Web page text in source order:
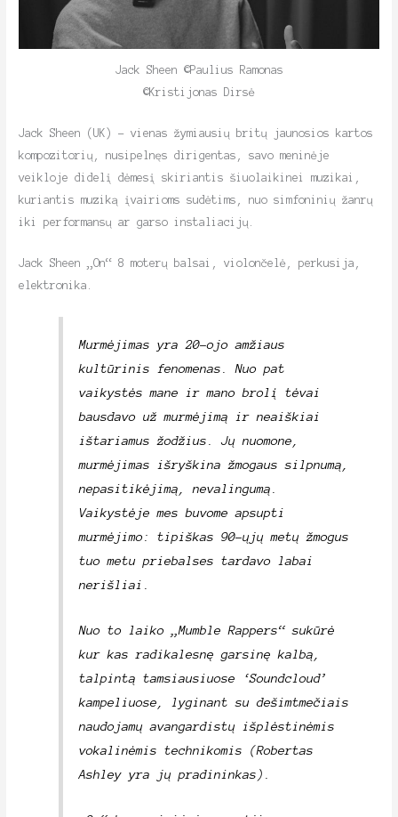
Jack Sheen ©Paulius Ramonas
©Kristijonas Dirsė
Jack Sheen (UK) – vienas žymiausių britų jaunosios kartos
kompozitorių, nusipelnęs dirigentas, savo meninėje
veikloje didelį dėmesį skiriantis šiuolaikinei muzikai,
kuriantis muziką įvairioms sudėtims, nuo simfoninių žanrų
iki performansų ar garso instaliacijų.
Jack Sheen „On“ 8 moterų balsai, violončelė, perkusija,
elektronika.
Murmėjimas yra 20-ojo amžiaus
kultūrinis fenomenas. Nuo pat
vaikystės mane ir mano brolį tėvai
bausdavo už murmėjimą ir neaiškiai
ištariamus žodžius. Jų nuomone,
murmėjimas išryškina žmogaus silpnumą,
nepasitikėjimą, nevalingumą.
Vaikystėje mes buvome apsupti
murmėjimo: tipiškas 90-ųjų metų žmogus
tuo metu priebalses tardavo labai
nerišliai.
Nuo to laiko „Mumble Rappers“ sukūrė
kur kas radikalesnę garsinę kalbą,
talpintą tamsiausiuose ‘Soundcloud’
kampeliuose, lyginant su dešimtmečiais
naudojamų avangardistų išplėstinėmis
vokalinėmis technikomis (Robertas
Ashley yra jų pradininkas).